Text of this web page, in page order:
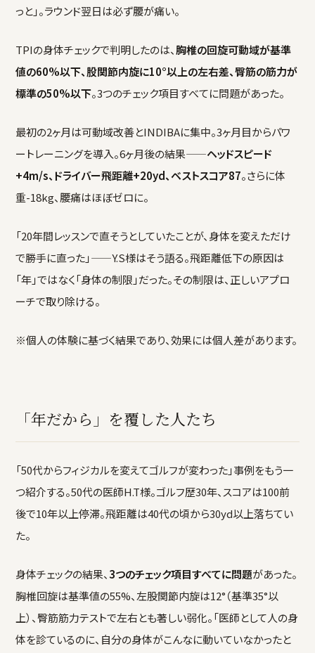
っと」。ラウンド翌日は必ず腰が痛い。
TPIの身体チェックで判明したのは、胸椎の回旋可動域が基準
値の60%以下、股関節内旋に10°以上の左右差、臀筋の筋力が
標準の50%以下。3つのチェック項目すべてに問題があった。
最初の2ヶ月は可動域改善とINDIBAに集中。3ヶ月目からパワ
ートレーニングを導入。6ヶ月後の結果——ヘッドスピード
+4m/s、ドライバー飛距離+20yd、ベストスコア87。さらに体
重-18kg、腰痛はほぼゼロに。
「20年間レッスンで直そうとしていたことが、身体を変えただけ
で勝手に直った」——Y.S様はそう語る。飛距離低下の原因は
「年」ではなく「身体の制限」だった。その制限は、正しいアプロ
ーチで取り除ける。
※個人の体験に基づく結果であり、効果には個人差があります。
「年だから」を覆した人たち
「50代からフィジカルを変えてゴルフが変わった」事例をもう一
つ紹介する。50代の医師H.T様。ゴルフ歴30年、スコアは100前
後で10年以上停滞。飛距離は40代の頃から30yd以上落ちてい
た。
身体チェックの結果、3つのチェック項目すべてに問題があった。
胸椎回旋は基準値の55%、左股関節内旋は12°（基準35°以
上）、臀筋筋力テストで左右とも著しい弱化。「医師として人の身
体を診ているのに、自分の身体がこんなに動いていなかったと